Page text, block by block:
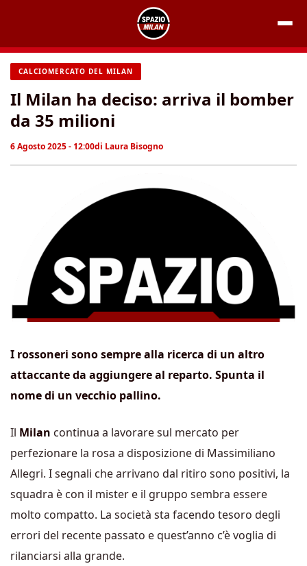
contenuto
CALCIOMERCATO DEL MILAN
Il Milan ha deciso: arriva il bomber
da 35 milioni
6 Agosto 2025 - 12:00di Laura Bisogno
I rossoneri sono sempre alla ricerca di un altro
attaccante da aggiungere al reparto. Spunta il
nome di un vecchio pallino.
Il Milan continua a lavorare sul mercato per
perfezionare la rosa a disposizione di Massimiliano
Allegri. I segnali che arrivano dal ritiro sono positivi, la
squadra è con il mister e il gruppo sembra essere
molto compatto. La società sta facendo tesoro degli
errori del recente passato e quest’anno c’è voglia di
rilanciarsi alla grande.